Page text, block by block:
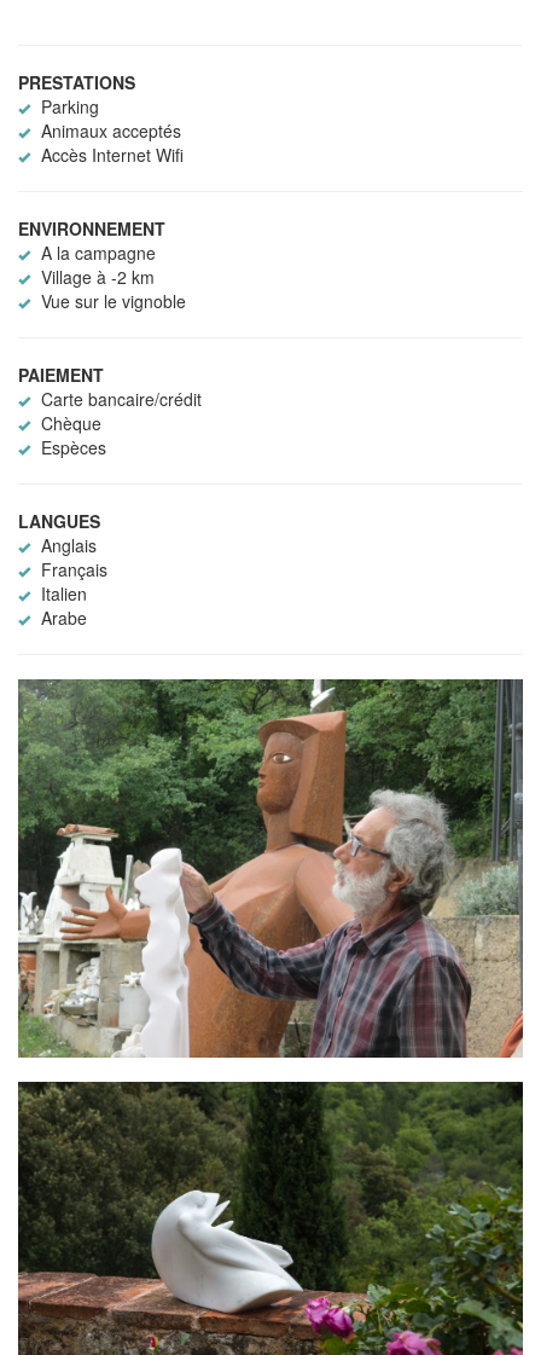
PRESTATIONS
Parking
Animaux acceptés
Accès Internet Wifi
ENVIRONNEMENT
A la campagne
Village à -2 km
Vue sur le vignoble
PAIEMENT
Carte bancaire/crédit
Chèque
Espèces
LANGUES
Anglais
Français
Italien
Arabe